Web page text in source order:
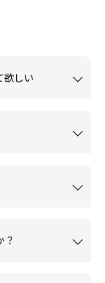
欲しい
？